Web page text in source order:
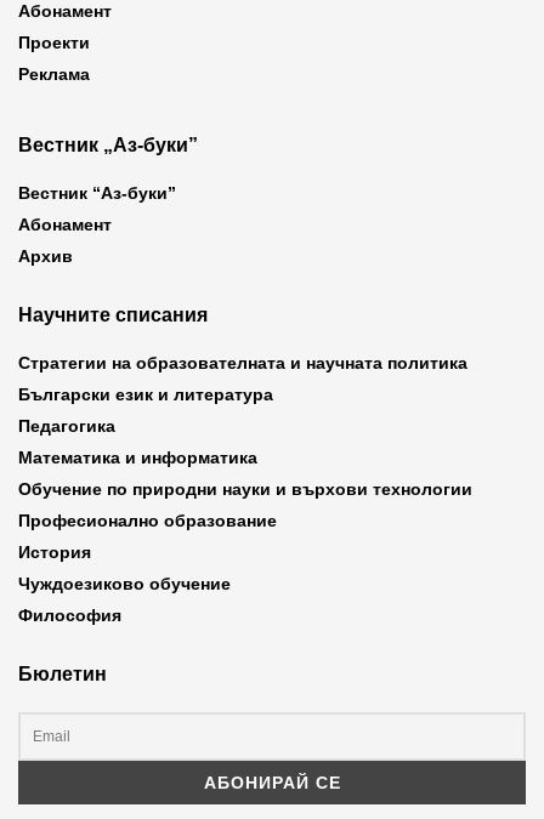
Абонамент
Проекти
Реклама
Вестник „Аз-буки”
Вестник “Аз-буки”
Абонамент
Архив
Научните списания
Стратегии на образователната и научната политика
Български език и литература
Педагогика
Математика и информатика
Обучение по природни науки и върхови технологии
Професионално образование
История
Чуждоезиково обучение
Философия
Бюлетин